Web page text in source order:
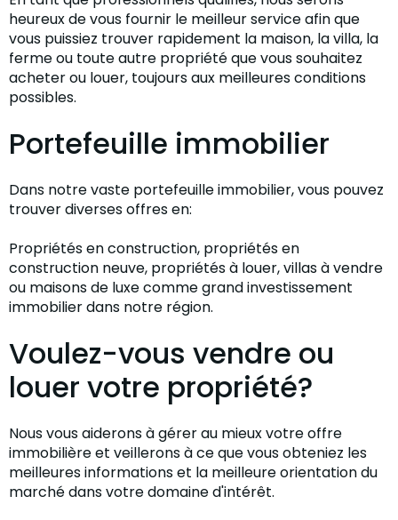
heureux de vous fournir le meilleur service afin que
vous puissiez trouver rapidement la maison, la villa, la
ferme ou toute autre propriété que vous souhaitez
acheter ou louer, toujours aux meilleures conditions
possibles.
Portefeuille immobilier
Dans notre vaste portefeuille immobilier, vous pouvez
trouver diverses offres en:
Propriétés en construction, propriétés en
construction neuve, propriétés à louer, villas à vendre
ou maisons de luxe comme grand investissement
immobilier dans notre région.
Voulez-vous vendre ou
louer votre propriété?
Nous vous aiderons à gérer au mieux votre offre
immobilière et veillerons à ce que vous obteniez les
meilleures informations et la meilleure orientation du
marché dans votre domaine d'intérêt.